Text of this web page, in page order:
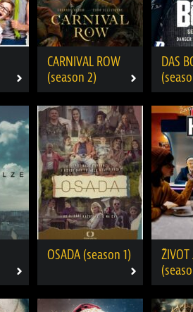
CARNIVAL ROW
(season 2)
DAS
OSADA (season 1)
ŽIVOT